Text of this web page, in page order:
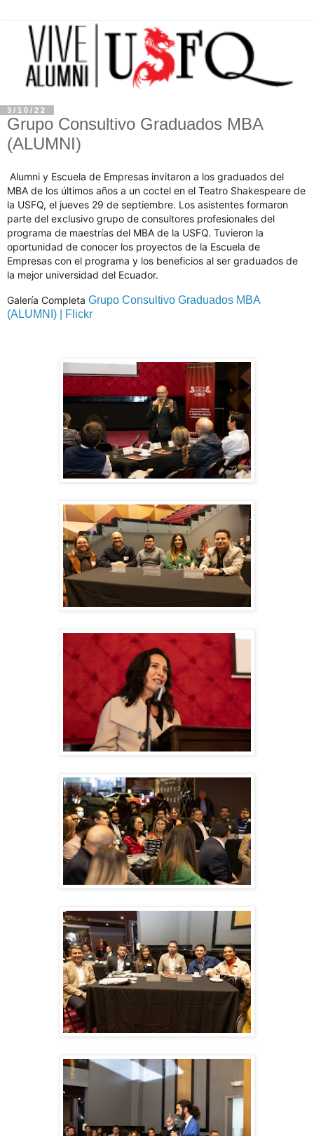
3/10/22
Grupo Consultivo Graduados MBA
(ALUMNI)
Alumni y Escuela de Empresas invitaron a los graduados del
MBA de los últimos años a un coctel en el Teatro Shakespeare de
la USFQ, el jueves 29 de septiembre. Los asistentes formaron
parte del exclusivo grupo de consultores profesionales del
programa de maestrías del MBA de la USFQ. Tuvieron la
oportunidad de conocer los proyectos de la Escuela de
Empresas con el programa y los beneficios al ser graduados de
la mejor universidad del Ecuador.
Galería Completa Grupo Consultivo Graduados MBA
(ALUMNI) | Flickr